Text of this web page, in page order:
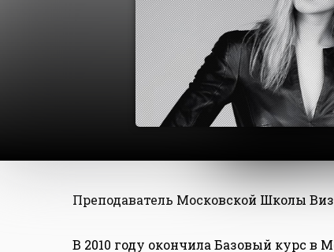
Преподаватель Московской Школы
В 2010 году окончила Базовый курс в